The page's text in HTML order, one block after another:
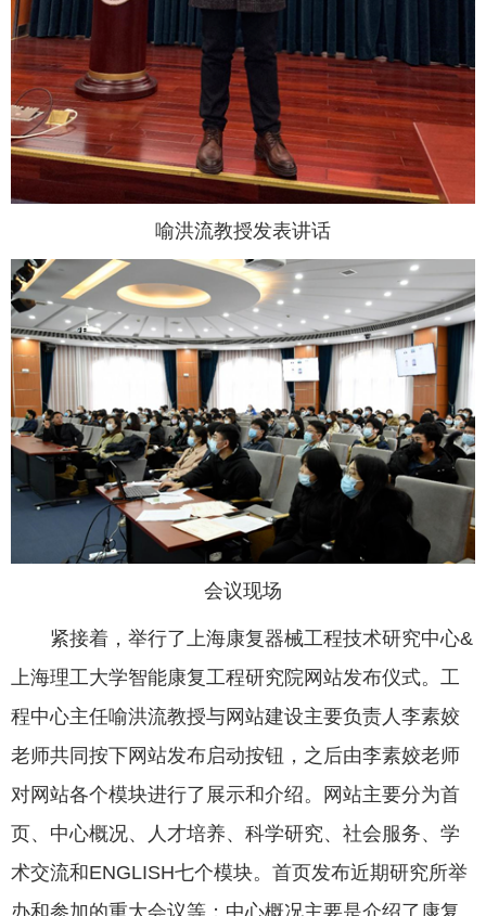
喻洪流教授发表讲话
会议现场
紧接着，举行了上海康复器械工程技术研究中心&
上海理工大学智能康复工程研究院网站发布仪式。工
程中心主任喻洪流教授与网站建设主要负责人李素姣
老师共同按下网站发布启动按钮，之后由李素姣老师
对网站各个模块进行了展示和介绍。网站主要分为首
页、中心概况、人才培养、科学研究、社会服务、学
术交流和ENGLISH七个模块。首页发布近期研究所举
办和参加的重大会议等；中心概况主要是介绍了康复